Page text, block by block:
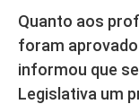
Quanto aos
foram
informou que
Legislativa um